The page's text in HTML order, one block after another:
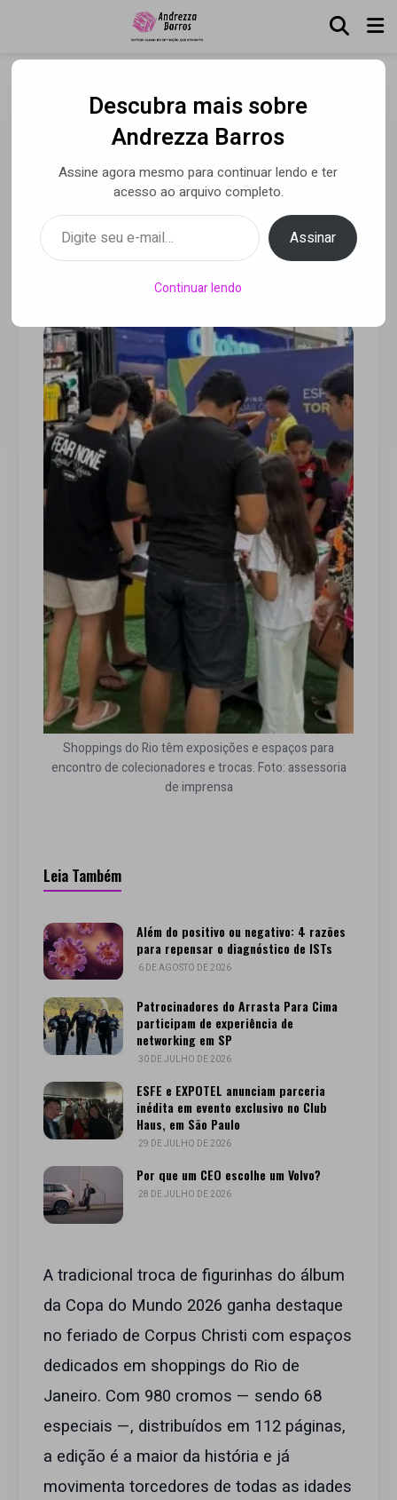
Saiba como aproveitar o
feriadão de Corpus Christi
para completar o álbum de
figurinhas da Copa 2026
Por Redação• 03 jun 2026
Shoppings do Rio têm exposições e espaços para
encontro de colecionadores e trocas. Foto: assessoria
de imprensa
Leia Também
Além do positivo ou negativo: 4 razões
para repensar o diagnóstico de ISTs
6 DE AGOSTO DE 2026
Patrocinadores do Arrasta Para Cima
participam de experiência de
networking em SP
30 DE JULHO DE 2026
ESFE e EXPOTEL anunciam parceria
inédita em evento exclusivo no Club
Haus, em São Paulo
29 DE JULHO DE 2026
Por que um CEO escolhe um Volvo?
28 DE JULHO DE 2026
A tradicional troca de figurinhas do álbum
da Copa do Mundo 2026 ganha destaque
no feriado de Corpus Christi com espaços
dedicados em shoppings do Rio de
Janeiro. Com 980 cromos — sendo 68
especiais —, distribuídos em 112 páginas,
a edição é a maior da história e já
movimenta torcedores de todas as idades
Descubra mais sobre
Andrezza Barros
Assine agora mesmo para continuar lendo e ter
acesso ao arquivo completo.
Digite seu e-mail…
Assinar
Continuar lendo